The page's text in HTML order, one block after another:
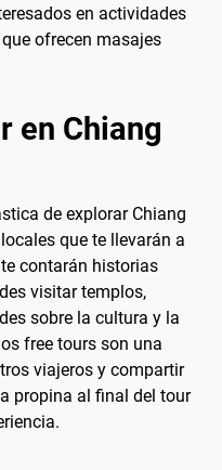
en actividades
ofrecen masajes
en Chiang
de explorar Chiang
que te llevarán a
contarán historias
visitar templos,
sobre la cultura y la
free tours son una
viajeros y compartir
propina al final del tour